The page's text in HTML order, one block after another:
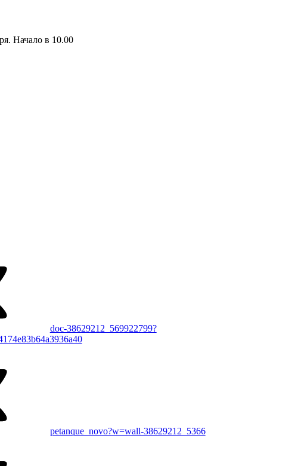
Начало в 10.00
doc-38629212_569922799?
petanque_novo?w=wall-38629212_5366